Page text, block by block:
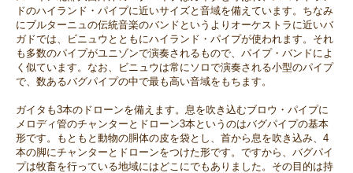
ドのハイランド・パイプに近いサイズと音域を備えています。ちなみ
にブルターニュの伝統音楽のバンドというよりオーケストラに近いバ
ガドでは、ビニュウとともにハイランド・パイプが使われます。それ
も多数のパイプがユニゾンで演奏されるもので、パイプ・バンドによ
く似ています。なお、ビニュウは常にソロで演奏される小型のパイプ
で、数あるバグパイプの中で最も高い音域をもちます。
ガイタも3本のドローンを備えます。息を吹き込むブロウ・パイプに
メロディ管のチャンターとドローン3本というのはバグパイプの基本
形です。もともと動物の胴体の皮を袋とし、首から息を吹き込み、4
本の脚にチャンターとドローンをつけた形です。ですから、バグパイ
プは牧畜を行っている地域にはどこにでもありました。その目的は持